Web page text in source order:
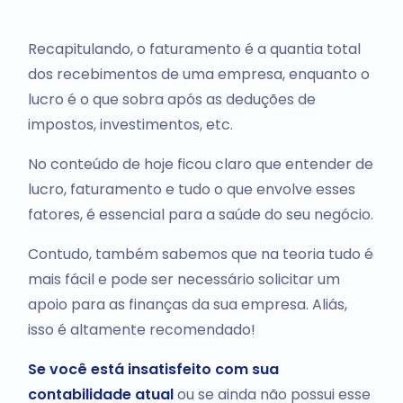
Recapitulando, o faturamento é a quantia total
dos recebimentos de uma empresa, enquanto o
lucro é o que sobra após as deduções de
impostos, investimentos, etc.
No conteúdo de hoje ficou claro que entender de
lucro, faturamento e tudo o que envolve esses
fatores, é essencial para a saúde do seu negócio.
Contudo, também sabemos que na teoria tudo é
mais fácil e pode ser necessário solicitar um
apoio para as finanças da sua empresa. Aliás,
isso é altamente recomendado!
Se você está insatisfeito com sua
contabilidade atualou se ainda não possui esse